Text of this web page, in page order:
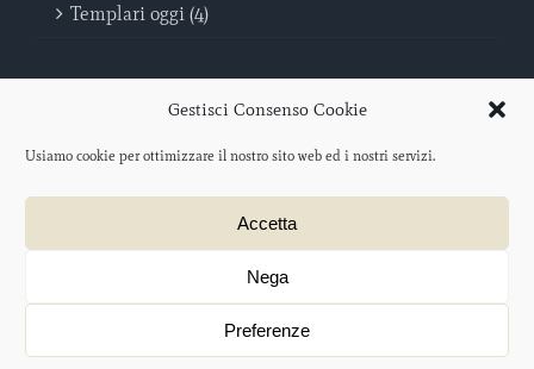
Gestisci Consenso Cookie
Usiamo cookie per ottimizzare il nostro sito web ed i nostri servizi.
Accetta
Nega
Preferenze
Templari oggi (4)
Tempio di Salomone | C.F. 96046440069
Progetto web a cura di
ACCESSO